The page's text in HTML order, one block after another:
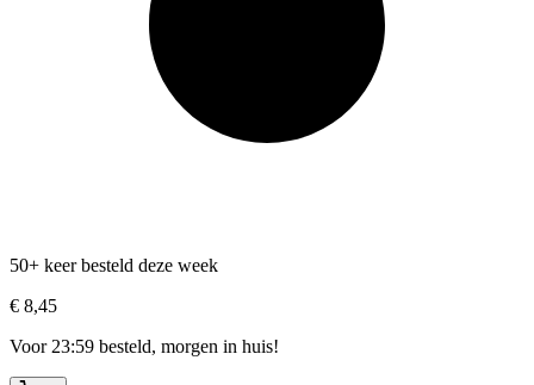
50+ keer besteld deze week
€ 8,45
Voor 23:59 besteld, morgen in huis!